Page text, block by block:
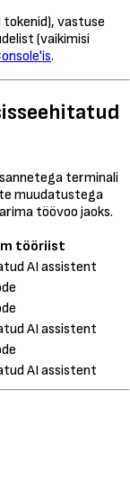
tokenid), vastuse
(vaikimisi
.
terminali
muudatustega
töövoo jaoks.
tööriist
AI assistent
AI assistent
AI assistent